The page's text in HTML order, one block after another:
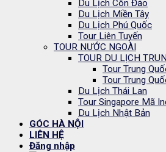
Du Lịch Côn Đảo
Du Lịch Miền Tây
Du Lịch Phú Quốc
Tour Liên Tuyến
TOUR NƯỚC NGOÀI
TOUR DU LỊCH
Tour Trung
Tour Trung
Du Lịch Thái Lan
Tour Singapore Mã
Du Lịch Nhật Bản
GÓC HÀ NỘI
LIÊN HỆ
Đăng nhập